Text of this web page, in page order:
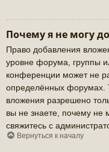
Почему я не могу
Право добавления
уровне форума, группы
конференции может не
определённых форумах.
вложения разрешено
вы не знаете, почему не
свяжитесь с
Вернуться к началу